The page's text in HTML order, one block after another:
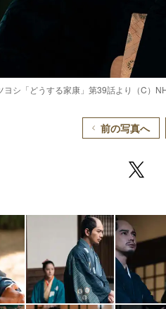
ヨシ「どうする家康」第39話より（C）
前の写真へ